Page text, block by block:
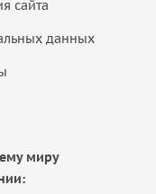
сайта
данных
миру